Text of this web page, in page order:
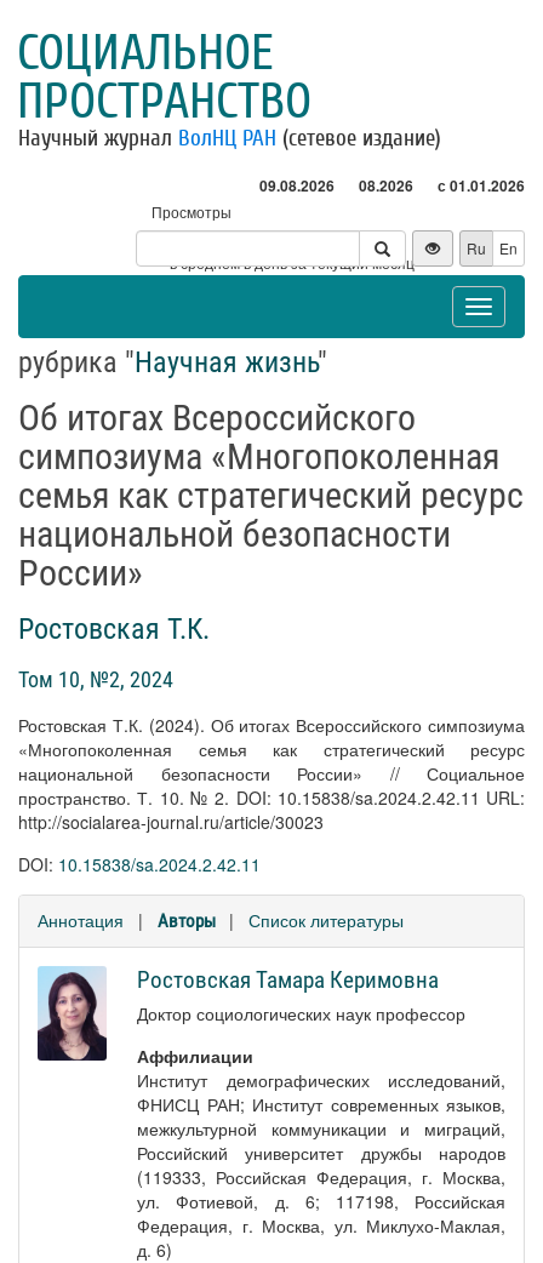
СОЦИАЛЬНОЕ
ПРОСТРАНСТВО
Научный журнал ВолНЦ РАН (сетевое издание)
09.08.2026 08.2026 с 01.01.2026
Просмотры
Посетители
* - в среднем в день за текущий месяц
Ru En
Toggle
рубрика "Научная жизнь"
Об итогах Всероссийского
симпозиума «Многопоколенная
семья как стратегический ресурс
национальной безопасности
России»
Ростовская Т.К.
Том 10, №2, 2024
Ростовская Т.К. (2024). Об итогах Всероссийского симпозиума
«Многопоколенная семья как стратегический ресурс
национальной безопасности России» // Социальное
пространство. Т. 10. № 2. DOI: 10.15838/sa.2024.2.42.11 URL:
http://socialarea-journal.ru/article/30023
DOI: 10.15838/sa.2024.2.42.11
Аннотация | Авторы | Список литературы
Ростовская Тамара Керимовна
Доктор социологических наук профессор
Аффилиации
Институт демографических исследований,
ФНИСЦ РАН; Институт современных языков,
межкультурной коммуникации и миграций,
Российский университет дружбы народов
(119333, Российская Федерация, г. Москва,
ул. Фотиевой, д. 6; 117198, Российская
Федерация, г. Москва, ул. Миклухо-Маклая,
д. 6)